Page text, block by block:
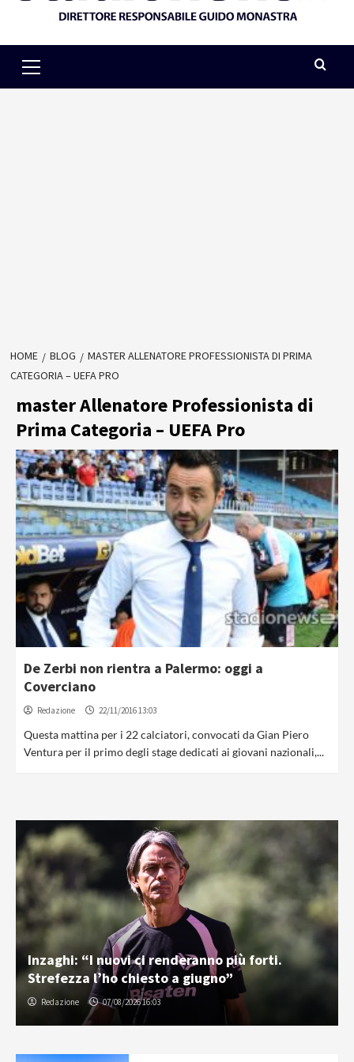
Menu
HOME BLOG
MASTER ALLENATORE PROFESSIONISTA DI PRIMA
CATEGORIA – UEFA PRO
master Allenatore Professionista di
Prima Categoria – UEFA Pro
De Zerbi non rientra a Palermo: oggi a
Coverciano
Redazione 22/11/2016 13:03
Questa mattina per i 22 calciatori, convocati da Gian Piero
Ventura per il primo degli stage dedicati ai giovani nazionali,...
Inzaghi: “I nuovi ci renderanno più forti.
Strefezza l’ho chiesto a giugno”
Redazione 07/08/2026 16:03